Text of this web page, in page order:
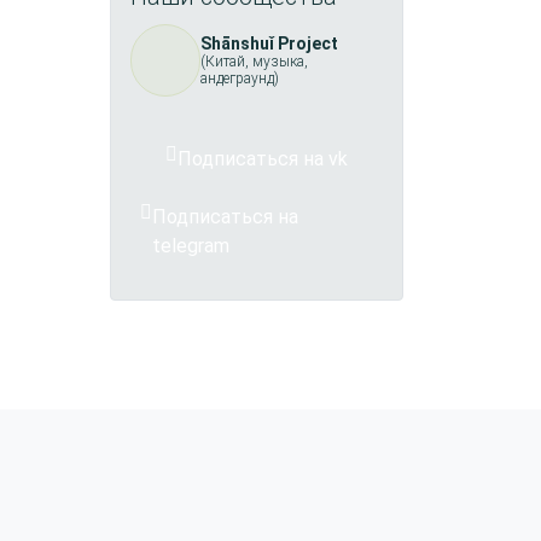
Shānshuǐ Project
(Китай, музыка,
андеграунд)
Подписаться на vk
Подписаться на
telegram